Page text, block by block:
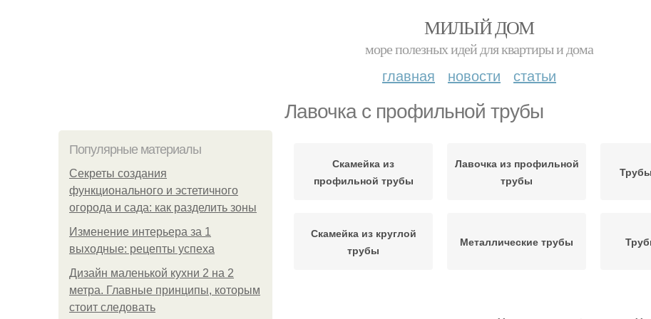
МИЛЫЙ ДОМ
море полезных идей для квартиры и дома
главная новости статьи
Лавочка с профильной трубы
Популярные материалы
Секреты создания
функционального и эстетичного
огорода и сада: как разделить зоны
Изменение интерьера за 1
выходные: рецепты успеха
Дизайн маленькой кухни 2 на 2
метра. Главные принципы, которым
стоит следовать
Скамейка из
профильной трубы
Лавочка из профильной
трубы
Скамейка из круглой
трубы
Металлические трубы